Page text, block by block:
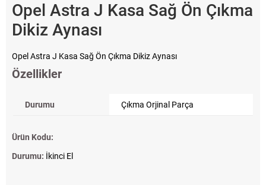
Opel Astra J Kasa Sağ Ön Çıkma
Dikiz Aynası
Opel Astra J Kasa Sağ Ön Çıkma Dikiz Aynası
Özellikler
Durumu Çıkma Orjinal Parça
Ürün Kodu:
Durumu: İkinci El